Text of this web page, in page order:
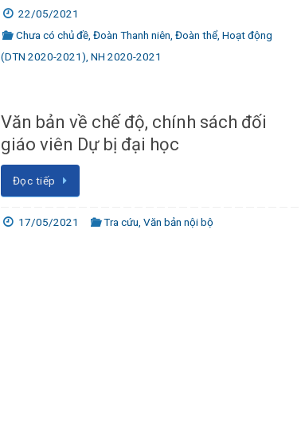
22/05/2021
Chưa có chủ đề, Đoàn Thanh niên Đoàn thể, Hoạt động
(DTN 2020-2021) NH 2020-2021
Văn bản về chế độ, chính sách đối
giáo viên Dự bị đại học
Đọc tiếp
17/05/2021 Tra cứu,Văn bản nội bộ